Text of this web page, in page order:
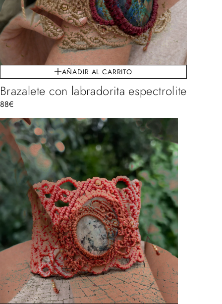
AÑADIR AL CARRITO
Brazalete con labradorita espectrolite
88€